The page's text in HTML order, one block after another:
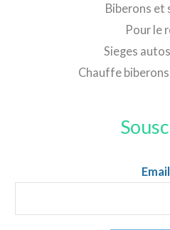
Biberons et
Pour le
Sieges
Chauffe
Email